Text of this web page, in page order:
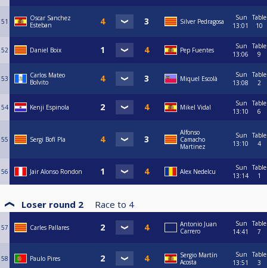
51
Oscar Sanchez
Esteban
Silver Pedragosa
Sun
13:01
Table
10
52 Daniel Boix Pep Fuentes
Sun
13:06
Table
9
53
Carlos Mateo
Bolvito
Miquel Escolà
Sun
13:08
Table
2
54 Kenji Espinola Mikel Vidal
Sun
13:10
Table
6
55 Sergi Bofí Pla
Alfonso
Camacho
Martinez
Sun
13:10
Table
4
56 Jair Alonso Rondon Alex Nedelcu
Sun
13:14
Table
1
Loser round 2 Race to 4
57 Carles Pallares
Antonio Juan
Carrero
Sun
14:41
Table
7
58 Paulo Pires
Sergio Martín
Acosta
Sun
13:51
Table
3